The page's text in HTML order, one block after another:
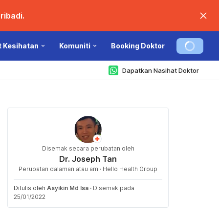
Kesihatan Komuniti Booking Doktor
Dapatkan Nasihat Doktor
Disemak secara perubatan oleh
Dr. Joseph Tan
Perubatan dalaman atau am · Hello Health Group
Ditulis oleh Asyikin Md Isa · Disemak pada
25/01/2022